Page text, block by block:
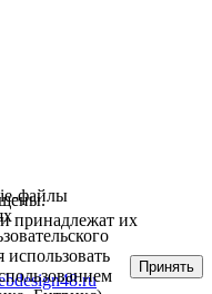
принадлежат их
файлы
Принять